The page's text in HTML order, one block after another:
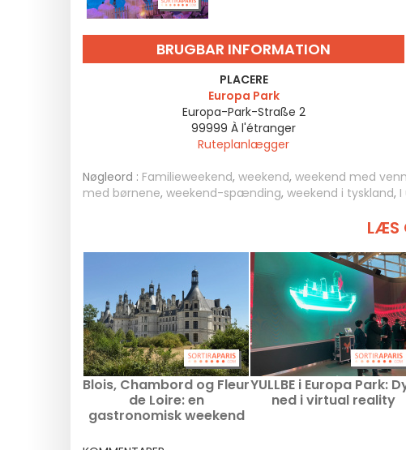
BRUGBAR INFORMATION
PLACERE
Europa Park
Europa-Park-Straße 2
99999 À l'étranger
Ruteplanlægger
Nøgleord : Familieweekend, weekend, weekend med
med børnene, weekend-spænding, weekend i tyskland,
LÆS
Blois, Chambord og Fleur
de Loire: en
gastronomisk weekend
YULLBE i Europa Park:
ned i virtual reality